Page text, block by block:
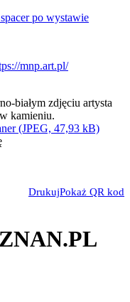
po wystawie
mnp.art.pl/
(JPEG, 47,93 kB)
DrukujPokaż QR kod